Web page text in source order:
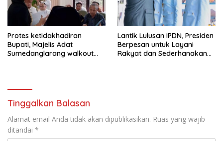
Protes ketidakhadiran
Bupati, Majelis Adat
Sumedanglarang walkout
Lantik Lulusan IPDN, Presiden
Berpesan untuk Layani
Rakyat dan Sederhanakan
Tinggalkan Balasan
Alamat email Anda tidak akan dipublikasikan. Ruas yang wajib
ditandai *